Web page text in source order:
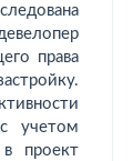
права
учетом
в проект